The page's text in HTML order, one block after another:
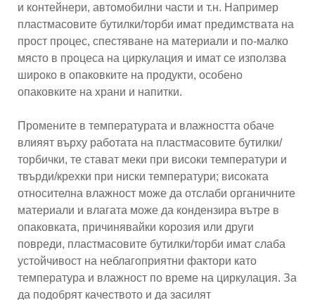
и контейнери, автомобилни части и т.н. Например
пластмасовите бутилки/торби имат предимствата на
прост процес, спестяване на материали и по-малко
място в процеса на циркулация и имат се използва
широко в опаковките на продукти, особено
опаковките на храни и напитки.
Промените в температурата и влажността обаче
влияят върху работата на пластмасовите бутилки/
торбички, те стават меки при високи температури и
твърди/крехки при ниски температури; високата
относителна влажност може да отслаби органичните
материали и влагата може да кондензира вътре в
опаковката, причинявайки корозия или други
повреди, пластмасовите бутилки/торби имат слаба
устойчивост на неблагоприятни фактори като
температура и влажност по време на циркулация. За
да подобрят качеството и да засилят